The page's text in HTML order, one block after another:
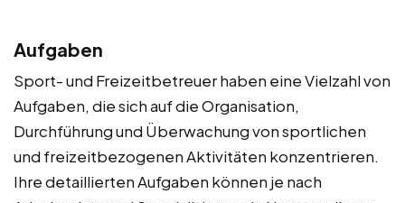
Aufgaben
Sport- und Freizeitbetreuer haben eine Vielzahl von
Aufgaben, die sich auf die Organisation,
Durchführung und Überwachung von sportlichen
und freizeitbezogenen Aktivitäten konzentrieren.
Ihre detaillierten Aufgaben können je nach